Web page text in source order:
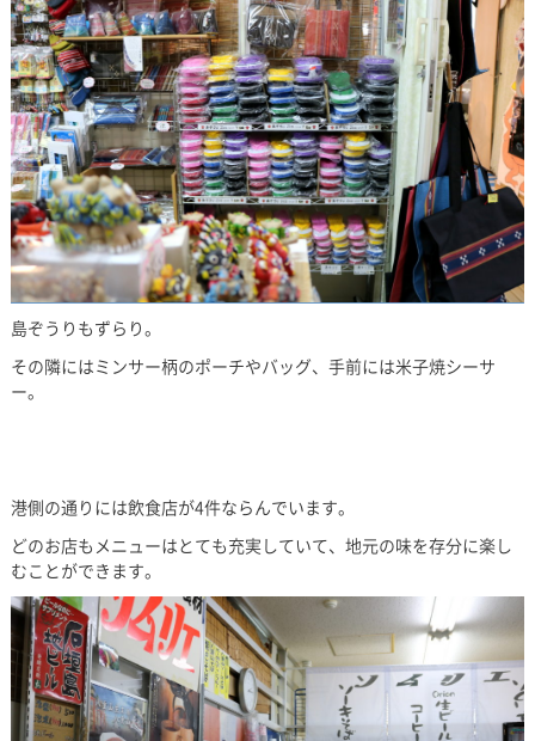
島ぞうりもずらり。
その隣にはミンサー柄のポーチやバッグ、手前には米子焼シーサ
ー。
港側の通りには飲食店が4件ならんでいます。
どのお店もメニューはとても充実していて、地元の味を存分に楽し
むことができます。